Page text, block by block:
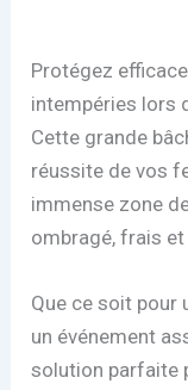
Protégez
intempéries lors
Cette grande
réussite de vos
immense zone
ombragé, frais
Que ce soit pour
un événement
solution parfaite